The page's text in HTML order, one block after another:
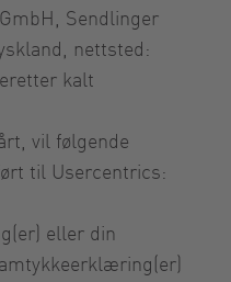
Sendlinger
nettsted:
kalt
vil følgende
til Usercentrics:
eller din